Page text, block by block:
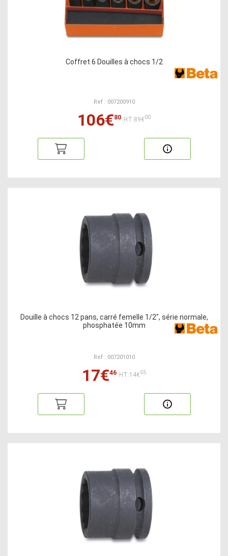
Coffret 6 Douilles à chocs 1/2
Ref : 007200910
106€80 HT:89€00
Douille à chocs 12 pans, carré femelle 1/2", série normale,
phosphatée 10mm
Ref : 007201010
17€46 HT:14€55